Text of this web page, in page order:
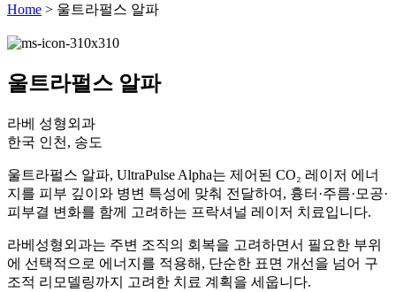
Home > 울트라펄스 알파
울트라펄스 알파
라베 성형외과
한국 인천, 송도
울트라펄스 알파, UltraPulse Alpha는 제어된 CO₂ 레이저 에너
지를 피부 깊이와 병변 특성에 맞춰 전달하여, 흉터·주름·모공·
피부결 변화를 함께 고려하는 프락셔널 레이저 치료입니다.
라베성형외과는 주변 조직의 회복을 고려하면서 필요한 부위
에 선택적으로 에너지를 적용해, 단순한 표면 개선을 넘어 구
조적 리모델링까지 고려한 치료 계획을 세웁니다.